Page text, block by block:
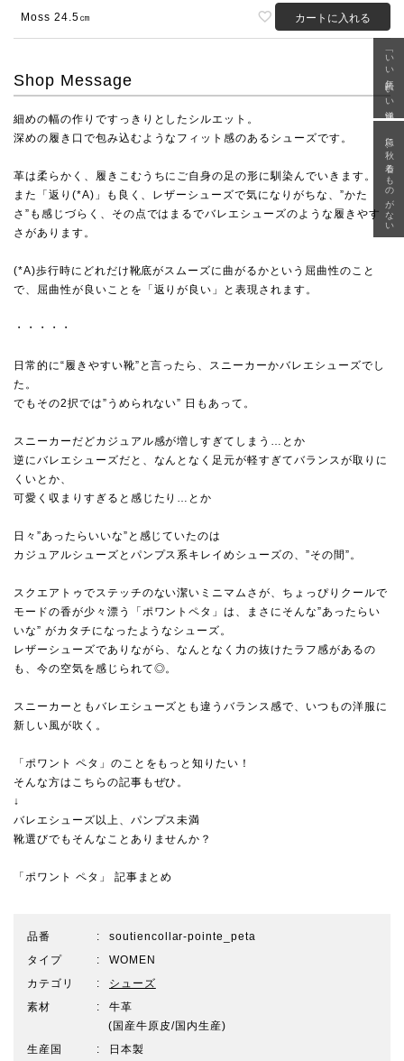
Moss 24.5㎝ カートに入れる
Shop Message
細めの幅の作りですっきりとしたシルエット。
深めの履き口で包み込むようなフィット感のあるシューズです。
革は柔らかく、履きこむうちにご自身の足の形に馴染んでいきます。
また「返り(*A)」も良く、レザーシューズで気になりがちな、”かた
さ”も感じづらく、その点ではまるでバレエシューズのような履きやす
さがあります。
(*A)歩行時にどれだけ靴底がスムーズに曲がるかという屈曲性のこと
で、屈曲性が良いことを「返りが良い」と表現されます。
・・・・・
日常的に“履きやすい靴”と言ったら、スニーカーかバレエシューズでし
た。
でもその2択では”うめられない” 日もあって。
スニーカーだどカジュアル感が増しすぎてしまう…とか
逆にバレエシューズだと、なんとなく足元が軽すぎてバランスが取りに
くいとか、
可愛く収まりすぎると感じたり…とか
日々”あったらいいな”と感じていたのは
カジュアルシューズとパンプス系キレイめシューズの、”その間”。
スクエアトゥでステッチのない潔いミニマムさが、ちょっぴりクールで
モードの香が少々漂う「ポワントペタ」は、まさにそんな”あったらい
いな” がカタチになったようなシューズ。
レザーシューズでありながら、なんとなく力の抜けたラフ感があるの
も、今の空気を感じられて◎。
スニーカーともバレエシューズとも違うバランス感で、いつもの洋服に
新しい風が吹く。
「ポワント ペタ」のことをもっと知りたい！
そんな方はこちらの記事もぜひ。
↓
バレエシューズ以上、パンプス未満
靴選びでもそんなことありませんか？
「ポワント ペタ」 記事まとめ
品番
soutiencollar-pointe_peta
タイプ
WOMEN
カテゴリ
シューズ
素材
牛革
(国産牛原皮/国内生産)
生産国
日本製
「いい年齢 いい洋服」
急に秋、着るものがない